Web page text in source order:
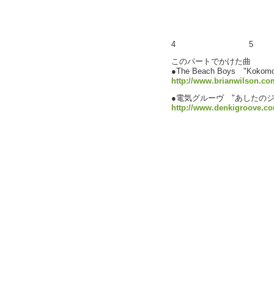
4
5
このパートでかけた曲
●The Beach Boys
http://
●電気グルーヴ "あしたの
http://